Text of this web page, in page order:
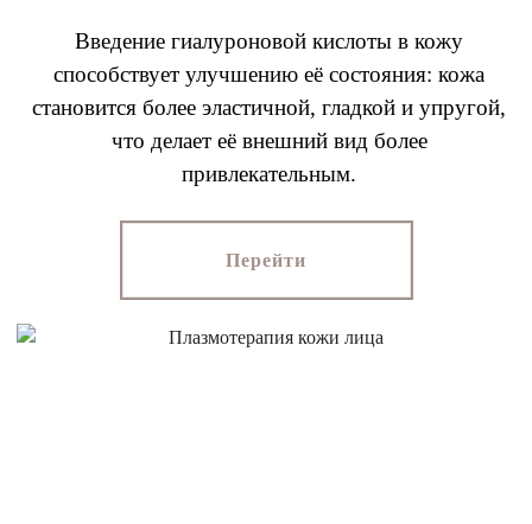
Введение гиалуроновой кислоты в кожу
способствует улучшению её состояния: кожа
становится более эластичной, гладкой и упругой,
что делает её внешний вид более
привлекательным.
Перейти